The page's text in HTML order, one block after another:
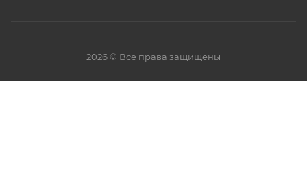
2026 © Все права защищены